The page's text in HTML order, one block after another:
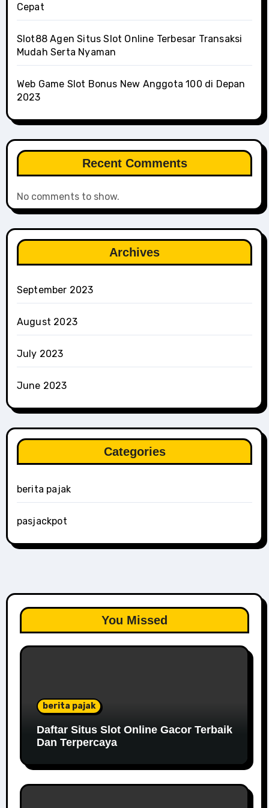
Cepat
Slot88 Agen Situs Slot Online Terbesar Transaksi
Mudah Serta Nyaman
Web Game Slot Bonus New Anggota 100 di Depan
2023
Recent Comments
No comments to show.
Archives
September 2023
August 2023
July 2023
June 2023
Categories
berita pajak
pasjackpot
You Missed
berita pajak
Daftar Situs Slot Online Gacor Terbaik
Dan Terpercaya